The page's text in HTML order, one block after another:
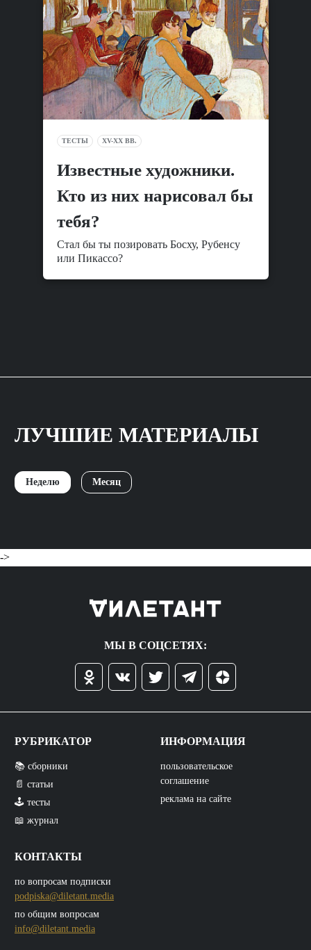
ТЕСТЫ XV-XX ВВ.
Известные художники.
Кто из них нарисовал бы
тебя?
Стал бы ты позировать Босху, Рубенсу
или Пикассо?
ЛУЧШИЕ МАТЕРИАЛЫ
Неделю Месяц
->
МЫ В СОЦСЕТЯХ:
РУБРИКАТОР
📚 сборники
📄 статьи
🕹️ тесты
📖 журнал
КОНТАКТЫ
по вопросам подписки
podpiska@diletant.media
по общим вопросам
info@diletant.media
ИНФОРМАЦИЯ
пользовательское
соглашение
реклама на сайте